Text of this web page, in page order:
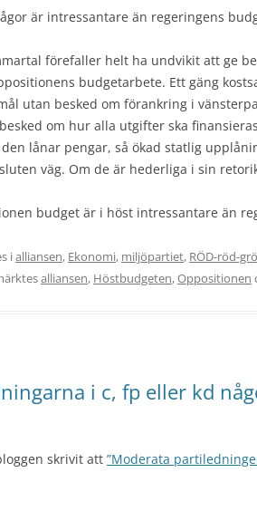
är intressantare än regeringens
förefaller helt ha undvikit att ge
budgetarbete. Ett gäng
utan besked om förankring i
om hur alla utgifter ska
lånar pengar, så ökad statlig
väg. Om de är hederliga i sin
budget är i höst intressantare än
ialliansen, Ekonomi, miljöpartiet, RÖD-röd-
alliansen, Höstbudgeten,Oppositionen
i c, fp eller kd
skrivit att ”Moderata